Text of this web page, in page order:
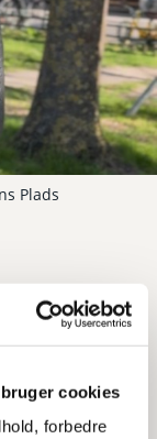
cookies
forbedre
Plads
en helt særlig
statuen selv,